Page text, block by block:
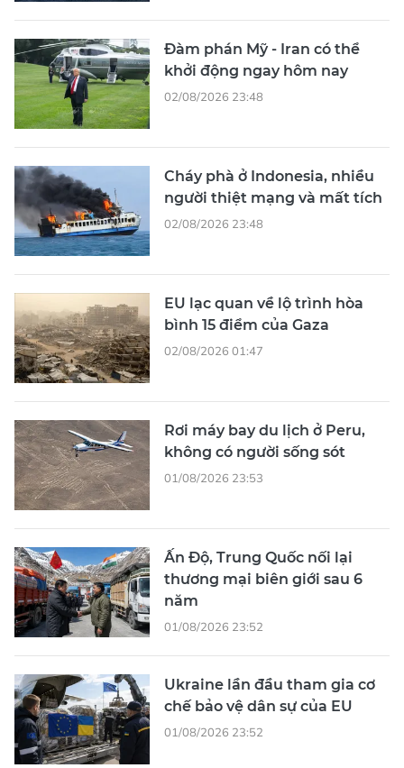
Đàm phán Mỹ - Iran có thể
khởi động ngay hôm nay
02/08/2026 23:48
Cháy phà ở Indonesia, nhiều
người thiệt mạng và mất tích
02/08/2026 23:48
EU lạc quan về lộ trình hòa
bình 15 điểm của Gaza
02/08/2026 01:47
Rơi máy bay du lịch ở Peru,
không có người sống sót
01/08/2026 23:53
Ấn Độ, Trung Quốc nối lại
thương mại biên giới sau 6
năm
01/08/2026 23:52
Ukraine lần đầu tham gia cơ
chế bảo vệ dân sự của EU
01/08/2026 23:52